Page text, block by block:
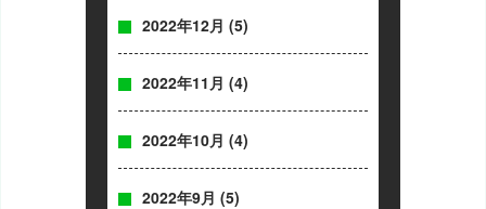
2022年12月 (5)
2022年11月 (4)
2022年10月 (4)
2022年9月 (5)